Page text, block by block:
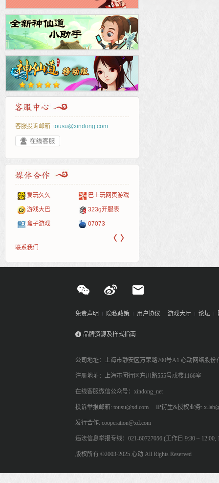
客服投诉邮箱: tousu@xindong.com
爱玩久久 巴士玩网页游戏
游戏大巴 323g开服表
盒子游戏 07073
〈 〉
联系我们
免责声明 隐私政策 用户协议 游戏大厅 论坛
品牌资源及样式指南
公司地址：上海市静安区万荣路700号A1 心动网络股份
注册地址：上海市闵行区东川路555号戊楼1166室
在线客服微信公众号：xindong_net
投诉举报邮箱: tousu@xd.com IP衍生&授权业务:
发行合作: cooperation@xd.com
违法信息举报专线：021-60727056 (工作日 9:30 ~ 12:00,
版权所有 ©2003-2025 心动 All Rights Reserved